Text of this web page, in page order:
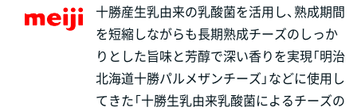
十勝産生乳由来の乳酸菌を活用し、熟成期間
を短縮しながらも長期熟成チーズのしっか
りとした旨味と芳醇で深い香りを実現「明治
北海道十勝パルメザンチーズ」などに使用し
てきた「十勝生乳由来乳酸菌によるチーズの